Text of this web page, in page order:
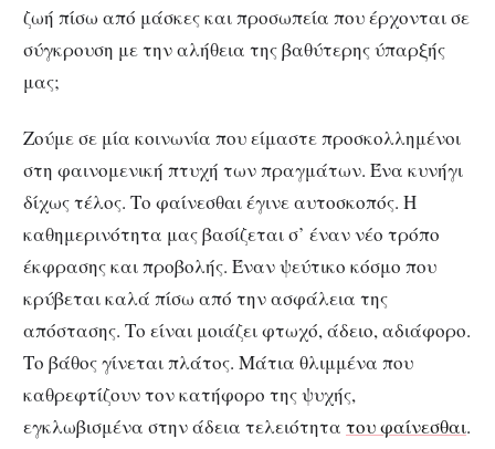
ζωή πίσω από μάσκες και προσωπεία που έρχονται σε
σύγκρουση με την αλήθεια της βαθύτερης ύπαρξής
μας;
Ζούμε σε μία κοινωνία που είμαστε προσκολλημένοι
στη φαινομενική πτυχή των πραγμάτων. Ένα κυνήγι
δίχως τέλος. Το φαίνεσθαι έγινε αυτοσκοπός. Η
καθημερινότητα μας βασίζεται σ’ έναν νέο τρόπο
έκφρασης και προβολής. Έναν ψεύτικο κόσμο που
κρύβεται καλά πίσω από την ασφάλεια της
απόστασης. Το είναι μοιάζει φτωχό, άδειο, αδιάφορο.
Το βάθος γίνεται πλάτος. Μάτια θλιμμένα που
καθρεφτίζουν τον κατήφορο της ψυχής,
εγκλωβισμένα στην άδεια τελειότητα του φαίνεσθαι.